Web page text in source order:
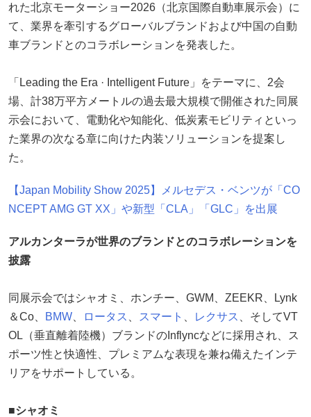
れた北京モーターショー2026（北京国際自動車展示会）に
て、業界を牽引するグローバルブランドおよび中国の自動
車ブランドとのコラボレーションを発表した。
「Leading the Era · Intelligent Future」をテーマに、2会
場、計38万平方メートルの過去最大規模で開催された同展
示会において、電動化や知能化、低炭素モビリティといっ
た業界の次なる章に向けた内装ソリューションを提案し
た。
【Japan Mobility Show 2025】メルセデス・ベンツが「CO
NCEPT AMG GT XX」や新型「CLA」「GLC」を出展
アルカンターラが世界のブランドとのコラボレーションを
披露
同展示会ではシャオミ、ホンチー、GWM、ZEEKR、Lynk
＆Co、
BMW ロータス スマート レクサス
、そしてVT
OL（垂直離着陸機）ブランドのInflyncなどに採用され、ス
ポーツ性と快適性、プレミアムな表現を兼ね備えたインテ
リアをサポートしている。
■シャオミ